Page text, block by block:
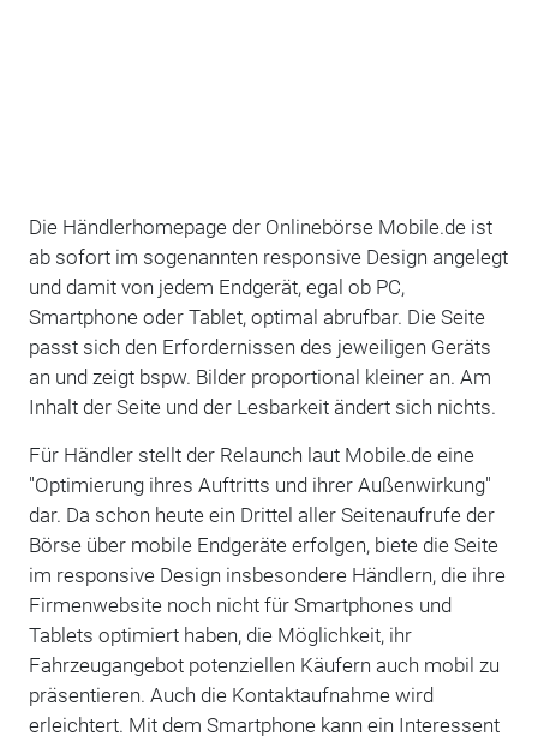
Die Händlerhomepage der Onlinebörse Mobile.de ist
ab sofort im sogenannten responsive Design angelegt
und damit von jedem Endgerät, egal ob PC,
Smartphone oder Tablet, optimal abrufbar. Die Seite
passt sich den Erfordernissen des jeweiligen Geräts
an und zeigt bspw. Bilder proportional kleiner an. Am
Inhalt der Seite und der Lesbarkeit ändert sich nichts.
Für Händler stellt der Relaunch laut Mobile.de eine
"Optimierung ihres Auftritts und ihrer Außenwirkung"
dar. Da schon heute ein Drittel aller Seitenaufrufe der
Börse über mobile Endgeräte erfolgen, biete die Seite
im responsive Design insbesondere Händlern, die ihre
Firmenwebsite noch nicht für Smartphones und
Tablets optimiert haben, die Möglichkeit, ihr
Fahrzeugangebot potenziellen Käufern auch mobil zu
präsentieren. Auch die Kontaktaufnahme wird
erleichtert. Mit dem Smartphone kann ein Interessent